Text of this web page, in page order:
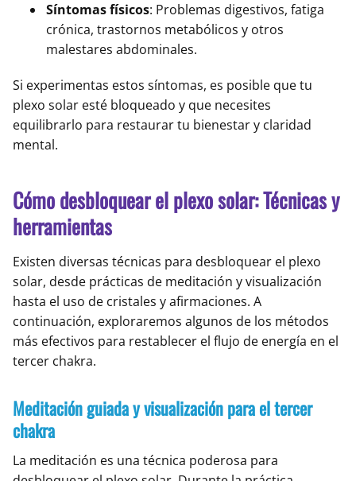
Síntomas físicos: Problemas digestivos, fatiga
crónica, trastornos metabólicos y otros
malestares abdominales.
Si experimentas estos síntomas, es posible que tu
plexo solar esté bloqueado y que necesites
equilibrarlo para restaurar tu bienestar y claridad
mental.
Cómo desbloquear el plexo solar: Técnicas y
herramientas
Existen diversas técnicas para desbloquear el plexo
solar, desde prácticas de meditación y visualización
hasta el uso de cristales y afirmaciones. A
continuación, exploraremos algunos de los métodos
más efectivos para restablecer el flujo de energía en el
tercer chakra.
Meditación guiada y visualización para el tercer
chakra
La meditación es una técnica poderosa para